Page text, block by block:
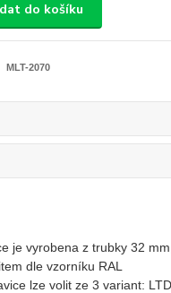
do košíku
MLT-2070
je vyrobena z trubky 32
dle vzorníku RAL
lze volit ze 3 variant: